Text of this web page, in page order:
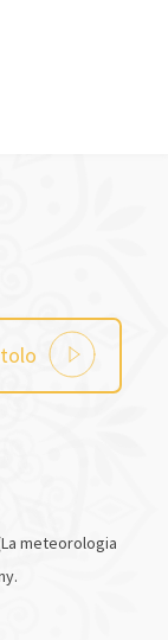
meteorologia